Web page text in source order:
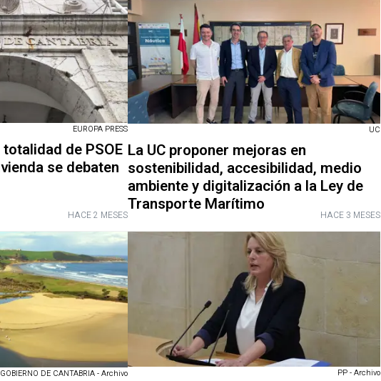
EUROPA PRESS
de PSOE
se debaten
HACE 2 MESES
UC
La UC proponer mejoras en
sostenibilidad, accesibilidad, medio
ambiente y digitalización a la Ley de
Transporte Marítimo
HACE 3 MESES
GOBIERNO DE CANTABRIA - Archivo PP - Archivo